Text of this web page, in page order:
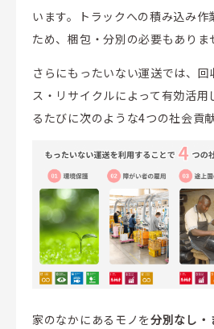
います。トラックへの積み込み作
ため、梱包・分別の必要もありま
さらにもったいない運送では、
ス・リサイクルによって有効活
るたびに次のような4つの社会貢
家のなかにあるモノを分別なし・